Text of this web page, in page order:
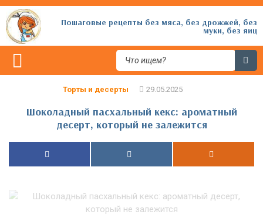
Пошаговые рецепты без мяса, без дрожжей, без
муки, без яиц
Торты и десерты
Шоколадный пасхальный кекс: ароматный
десерт, который не залежится